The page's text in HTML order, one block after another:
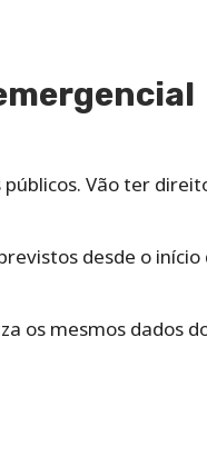
Vão ter
desde o início
os mesmos dados